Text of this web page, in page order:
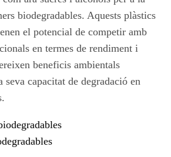
biodegradables. Aquests plàstics
el potencial de competir amb
en termes de rendiment i
beneficis ambientals
capacitat de degradació en